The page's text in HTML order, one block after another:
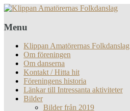
Menu
Klippan Amatörernas Folkdanslag
Om föreningen
Om danserna
Kontakt / Hitta hit
Föreningens historia
Länkar till Intressanta aktiviteter
Bilder
Bilder från 2019